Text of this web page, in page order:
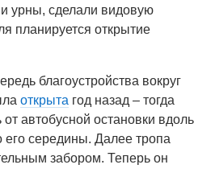
урны, сделали видовую
планируется открытие
благоустройства вокруг
открыта год назад – тогда
автобусной остановки вдоль
середины. Далее тропа
забором. Теперь он